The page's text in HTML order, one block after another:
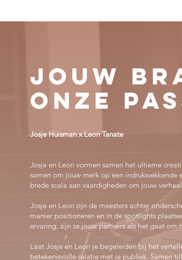
Jouw
Onze
Josje Huisman x Leon Tanate
Josje en Leon vormen samen het ultieme
samen om jouw merk op een indrukwekkende
brede scala aan vaardigheden om jouw
Josje en Leon zijn de meesters achter
manier positioneren en in de spotlights
ervaring, zijn ze jouw partners als het gaat
Laat Josje en Leon je begeleiden bij het
betekenisvolle relatie met je publiek. Samen